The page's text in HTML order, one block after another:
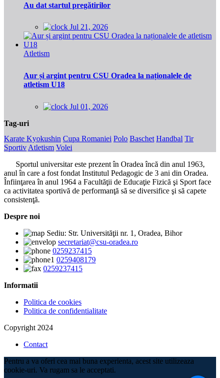
Au dat startul pregătirilor
Jul 21, 2026
Atletism
Aur și argint pentru CSU Oradea la naționalele de
atletism U18
Jul 01, 2026
Tag-uri
Karate Kyokushin Cupa Romaniei Polo Baschet Handbal Tir
Sportiv Atletism Volei
Sportul universitar este prezent în Oradea încă din anul 1963,
anul în care a fost fondat Institutul Pedagogic de 3 ani din Oradea.
Înfiinţarea în anul 1964 a Facultăţii de Educaţie Fizică şi Sport face
ca activitatea sportivă de performanţă să se diversifice şi să capete
consistenţă.
Despre noi
Sediu: Str. Universităţii nr. 1, Oradea, Bihor
secretariat@csu-oradea.ro
0259237415
0259408179
0259237415
Informatii
Politica de cookies
Politica de confidentialitate
Copyright 2024
Contact
Pentru a va oferi cea mai buna experienta, acest site utilizeaza
cookie-uri. Va rugam sa le acceptati.